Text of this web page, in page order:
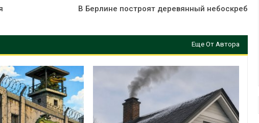
В Берлине построят деревянный небоскреб
Еще От Автора
климата»: исследование
В горах Карачаево-
Черкесии выявили новые